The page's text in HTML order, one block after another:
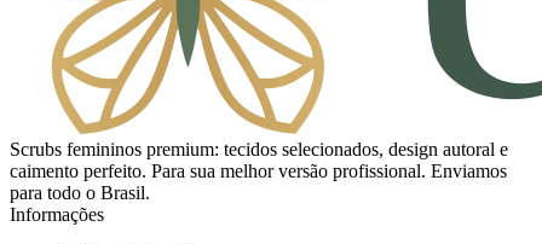
Scrubs femininos premium: tecidos selecionados, design autoral e
caimento perfeito. Para sua melhor versão profissional. Enviamos
para todo o Brasil.
Informações